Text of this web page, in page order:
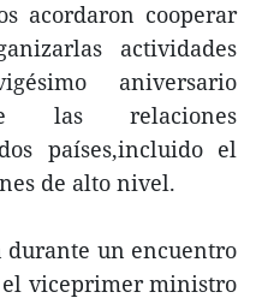
acordaron cooperar
actividades
aniversario
las relaciones
países,incluido el
de alto nivel.
durante un encuentro
viceprimer ministro